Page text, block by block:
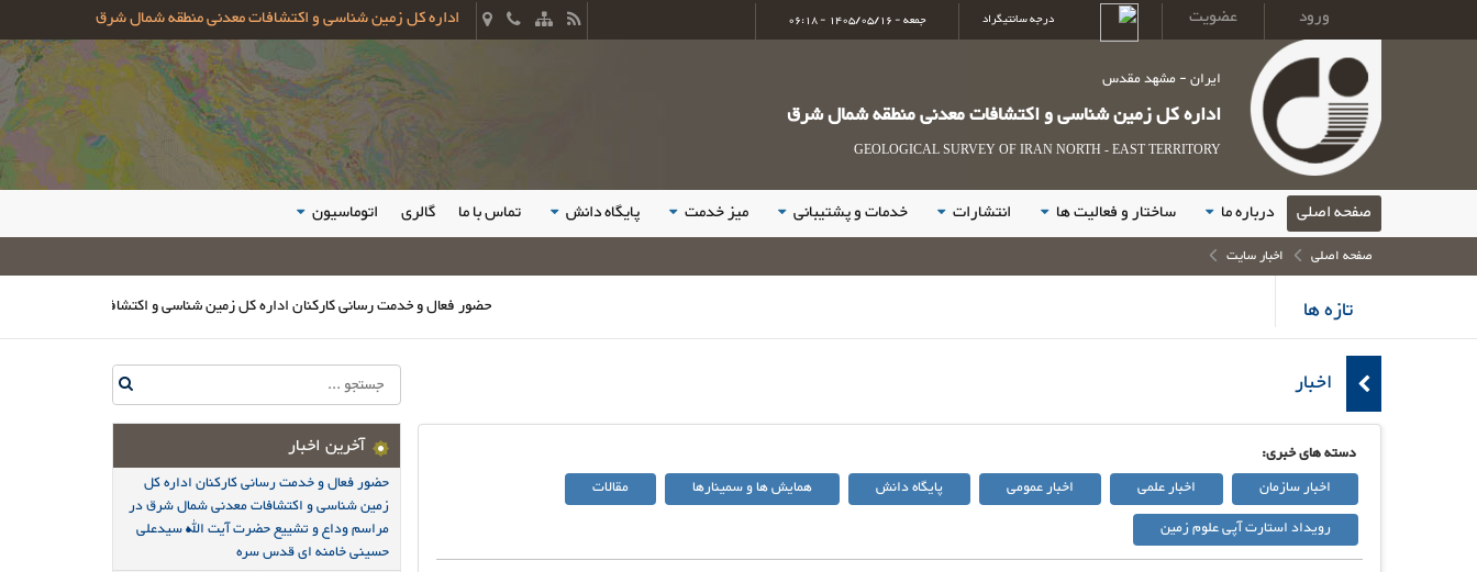
ورود عضویت درجه سانتیگراد جمعه - 1405/05/16 - 06:18 اداره کل زمین شناسی و اکتشافات معدنی منطقه شمال شرق
ایران - مشهد مقدس
اداره کل زمین شناسی و اکتشافات معدنی منطقه شمال شرق
GEOLOGICAL SURVEY OF IRAN NORTH - EAST TERRITORY
صفحه اصلی درباره ما ساختار و فعالیت ها انتشارات خدمات و پشتیبانی میز خدمت پایگاه دانش تماس با ما گالری اتوماسیون
صفحه اصلی اخبار سایت
تازه ها حضور فعال و خدمت رسانی کارکنان اداره کل زمین شناسی و اکتشافات معدنی شمال
اخبار
دسته های خبری:
اخبار سازمان
اخبار علمی اخبار عمومی پایگاه دانش همایش ها و سمینارها
مقالات
رویداد استارت آپی علوم زمین
آخرین اخبار
حضور فعال و خدمت رسانی کارکنان اداره کل
زمین شناسی و اکتشافات معدنی شمال شرق در
مراسم وداع و تشییع حضرت آیت الله سیدعلی
حسینی خامنه ای قدس سره